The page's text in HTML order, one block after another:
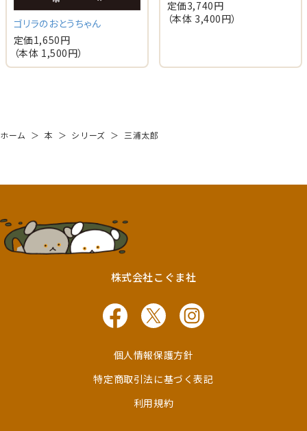
ゴリラのおとうちゃん
定価1,650円
（本体 1,500円）
定価3,740円
（本体 3,400円）
ホーム ＞ 本 ＞ シリーズ ＞ 三浦太郎
株式会社こぐま社
個人情報保護方針
特定商取引法に基づく表記
利用規約